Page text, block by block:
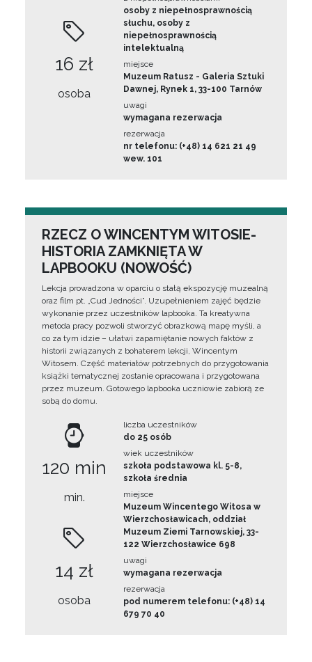
16 zł
osoba
osoby z niepełnosprawnością
słuchu, osoby z
niepełnosprawnością
intelektualną
miejsce
Muzeum Ratusz - Galeria Sztuki
Dawnej, Rynek 1, 33-100 Tarnów
uwagi
wymagana rezerwacja
rezerwacja
nr telefonu: (+48) 14 621 21 49
wew. 101
RZECZ O WINCENTYM WITOSIE-
HISTORIA ZAMKNIĘTA W
LAPBOOKU (NOWOŚĆ)
Lekcja prowadzona w oparciu o stałą ekspozycję muzealną
oraz film pt. „Cud Jedności”. Uzupełnieniem zajęć będzie
wykonanie przez uczestników lapbooka. Ta kreatywna
metoda pracy pozwoli stworzyć obrazkową mapę myśli, a
co za tym idzie – ułatwi zapamiętanie nowych faktów z
historii związanych z bohaterem lekcji, Wincentym
Witosem. Część materiałów potrzebnych do przygotowania
książki tematycznej zostanie opracowana i przygotowana
przez muzeum. Gotowego lapbooka uczniowie zabiorą ze
sobą do domu.
120 min
min.
14 zł
osoba
liczba uczestników
do 25 osób
wiek uczestników
szkoła podstawowa kl. 5-8,
szkoła średnia
miejsce
Muzeum Wincentego Witosa w
Wierzchosławicach, oddział
Muzeum Ziemi Tarnowskiej, 33-
122 Wierzchosławice 698
uwagi
wymagana rezerwacja
rezerwacja
pod numerem telefonu: (+48) 14
679 70 40